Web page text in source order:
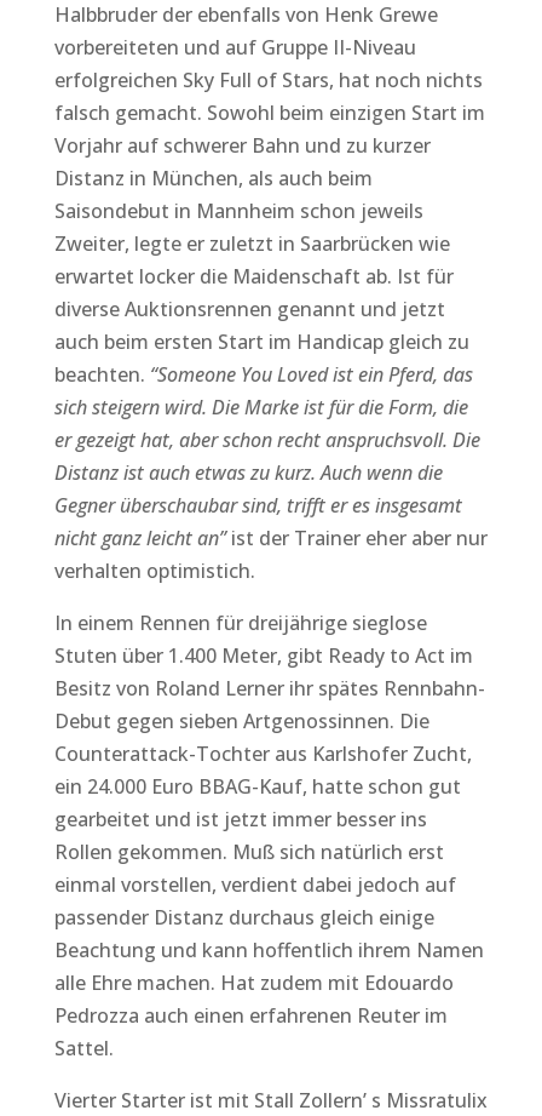
Halbbruder der ebenfalls von Henk Grewe
vorbereiteten und auf Gruppe II-Niveau
erfolgreichen Sky Full of Stars, hat noch nichts
falsch gemacht. Sowohl beim einzigen Start im
Vorjahr auf schwerer Bahn und zu kurzer
Distanz in München, als auch beim
Saisondebut in Mannheim schon jeweils
Zweiter, legte er zuletzt in Saarbrücken wie
erwartet locker die Maidenschaft ab. Ist für
diverse Auktionsrennen genannt und jetzt
auch beim ersten Start im Handicap gleich zu
beachten. “Someone You Loved ist ein Pferd, das
sich steigern wird. Die Marke ist für die Form, die
er gezeigt hat, aber schon recht anspruchsvoll. Die
Distanz ist auch etwas zu kurz. Auch wenn die
Gegner überschaubar sind, trifft er es insgesamt
nicht ganz leicht an”ist der Trainer eher aber nur
verhalten optimistich.
In einem Rennen für dreijährige sieglose
Stuten über 1.400 Meter, gibt Ready to Act im
Besitz von Roland Lerner ihr spätes Rennbahn-
Debut gegen sieben Artgenossinnen. Die
Counterattack-Tochter aus Karlshofer Zucht,
ein 24.000 Euro BBAG-Kauf, hatte schon gut
gearbeitet und ist jetzt immer besser ins
Rollen gekommen. Muß sich natürlich erst
einmal vorstellen, verdient dabei jedoch auf
passender Distanz durchaus gleich einige
Beachtung und kann hoffentlich ihrem Namen
alle Ehre machen. Hat zudem mit Edouardo
Pedrozza auch einen erfahrenen Reuter im
Sattel.
Vierter Starter ist mit Stall Zollern’ s Missratulix